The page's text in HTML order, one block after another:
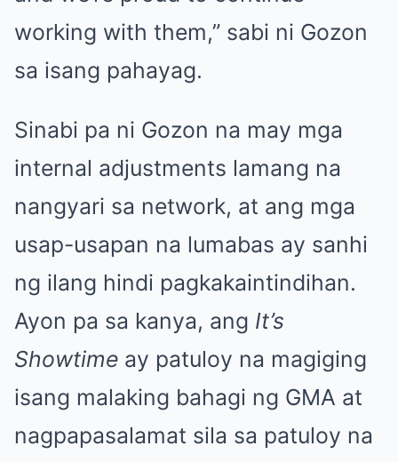
working with them,” sabi ni Gozon
sa isang pahayag.
Sinabi pa ni Gozon na may mga
internal adjustments lamang na
nangyari sa network, at ang mga
usap-usapan na lumabas ay sanhi
ng ilang hindi pagkakaintindihan.
Ayon pa sa kanya, ang It’s
Showtime ay patuloy na magiging
isang malaking bahagi ng GMA at
nagpapasalamat sila sa patuloy na